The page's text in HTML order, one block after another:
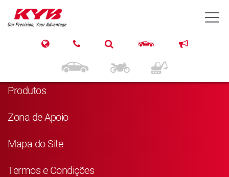
Navegação
Página Principal
Produtos
Zona de Apoio
Mapa do Site
Termos e Condições